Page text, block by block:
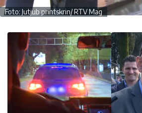
Foto: Jutjub printskrin/ RTV Mag